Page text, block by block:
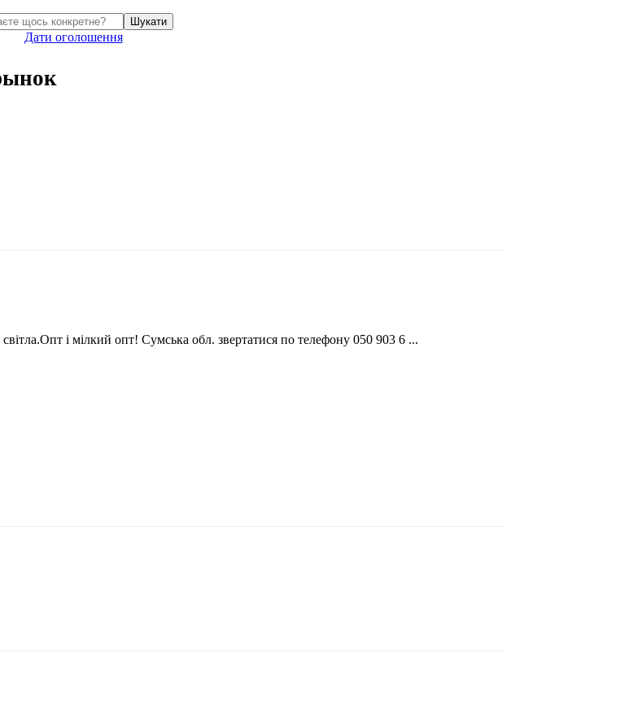
Шукати
Дати оголошення
і мілкий опт! Сумська обл. звертатися по телефону 050 903 6 ...